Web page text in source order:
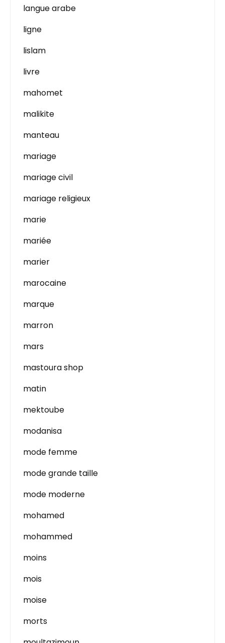
langue arabe
ligne
lislam
livre
mahomet
malikite
manteau
mariage
mariage civil
mariage religieux
marie
mariée
marier
marocaine
marque
marron
mars
mastoura shop
matin
mektoube
modanisa
mode femme
mode grande taille
mode moderne
mohamed
mohammed
moins
mois
moise
morts